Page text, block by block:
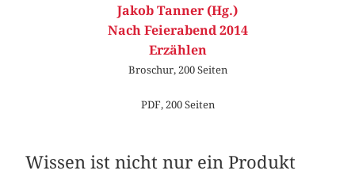
Jakob Tanner (Hg.)
Nach Feierabend 2014
Erzählen
Broschur, 200 Seiten
PDF, 200 Seiten
Wissen ist nicht nur ein Produkt